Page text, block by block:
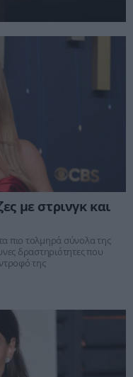
με στρινγκ και
πιο τολμηρά σύνολα της
δραστηριότητες που
της